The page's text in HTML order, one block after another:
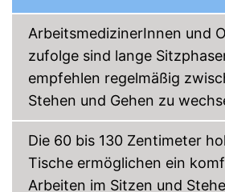
ArbeitsmedizinerInnen und
zufolge sind lange
empfehlen regelmäßig
Stehen und Gehen zu
Die 60 bis 130 Zentimeter
Tische ermöglichen ein
Arbeiten im Sitzen und